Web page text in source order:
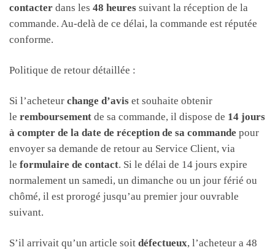
contacter dans les 48 heures suivant la réception de la
commande. Au-delà de ce délai, la commande est réputée
conforme.
Politique de retour détaillée :
Si l’acheteur change d’avis et souhaite obtenir
le remboursement de sa commande, il dispose de 14 jours
à compter de la date de réception de sa commande pour
envoyer sa demande de retour au Service Client, via
le formulaire de contact. Si le délai de 14 jours expire
normalement un samedi, un dimanche ou un jour férié ou
chômé, il est prorogé jusqu’au premier jour ouvrable
suivant.
S’il arrivait qu’un article soit défectueux, l’acheteur a 48